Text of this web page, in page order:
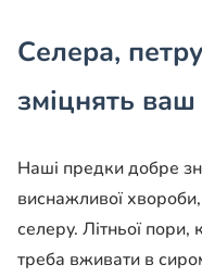
Селера,
зміцнять ваш
Наші предки добре
виснажливої
селеру. Літньої
треба вживати в